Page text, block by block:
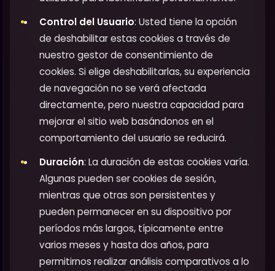
Control del Usuario: Usted tiene la opción
de deshabilitar estas cookies a través de
nuestro gestor de consentimiento de
cookies. Si elige deshabilitarlas, su experiencia
de navegación no se verá afectada
directamente, pero nuestra capacidad para
mejorar el sitio web basándonos en el
comportamiento del usuario se reducirá.
Duración: La duración de estas cookies varía.
Algunas pueden ser cookies de sesión,
mientras que otras son persistentes y
pueden permanecer en su dispositivo por
períodos más largos, típicamente entre
varios meses y hasta dos años, para
permitirnos realizar análisis comparativos a lo